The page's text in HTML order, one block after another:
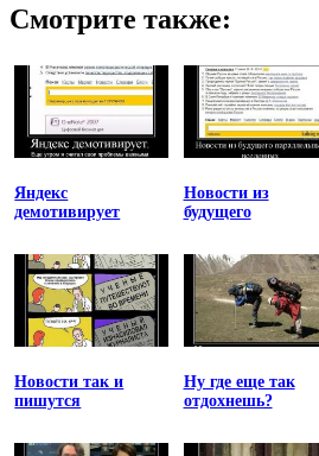
Смотрите также:
Яндекс
демотивирует
Новости из
будущего
Новости так и
пишутся
Ну где еще так
отдохнешь?